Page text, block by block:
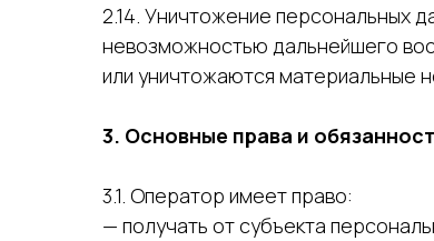
2.14. Уничтожение персональных
невозможностью дальнейшего
или уничтожаются материальные
3. Основные права и
3.1. Оператор имеет право:
— получать от субъекта